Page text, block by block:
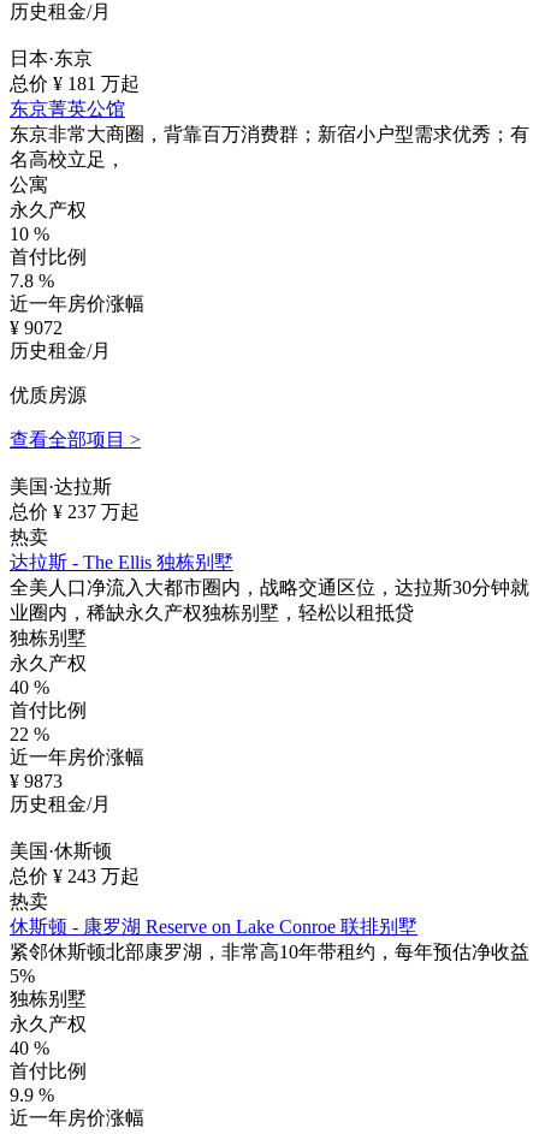
历史租金/月
日本·东京
总价 ¥ 181 万起
东京菁英公馆
东京非常大商圈，背靠百万消费群；新宿小户型需求优秀；有
名高校立足，
公寓
永久产权
10 %
首付比例
7.8 %
近一年房价涨幅
¥ 9072
历史租金/月
优质房源
查看全部项目 >
美国·达拉斯
总价 ¥ 237 万起
热卖
达拉斯 - The Ellis 独栋别墅
全美人口净流入大都市圈内，战略交通区位，达拉斯30分钟就
业圈内，稀缺永久产权独栋别墅，轻松以租抵贷
独栋别墅
永久产权
40 %
首付比例
22 %
近一年房价涨幅
¥ 9873
历史租金/月
美国·休斯顿
总价 ¥ 243 万起
热卖
休斯顿 - 康罗湖 Reserve on Lake Conroe 联排别墅
紧邻休斯顿北部康罗湖，非常高10年带租约，每年预估净收益
5%
独栋别墅
永久产权
40 %
首付比例
9.9 %
近一年房价涨幅